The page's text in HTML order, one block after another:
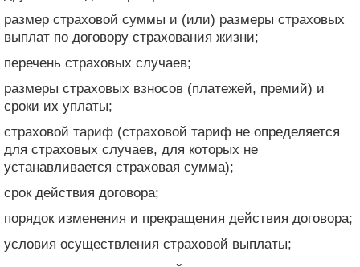
размер страховой суммы и (или) размеры страховых
выплат по договору страхования жизни;
перечень страховых случаев;
размеры страховых взносов (платежей, премий) и
сроки их уплаты;
страховой тариф (страховой тариф не определяется
для страховых случаев, для которых не
устанавливается страховая сумма);
срок действия договора;
порядок изменения и прекращения действия договора;
условия осуществления страховой выплаты;